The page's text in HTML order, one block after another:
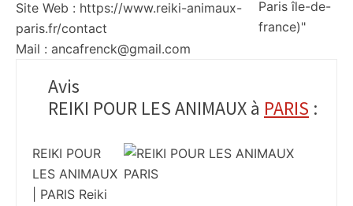
Site Web : https://www.reiki-animaux-
paris.fr/contact
Mail : ancafrenck@gmail.com
Avis
REIKI POUR LES ANIMAUX à PARIS :
REIKI POUR
LES ANIMAUX
| PARIS Reiki